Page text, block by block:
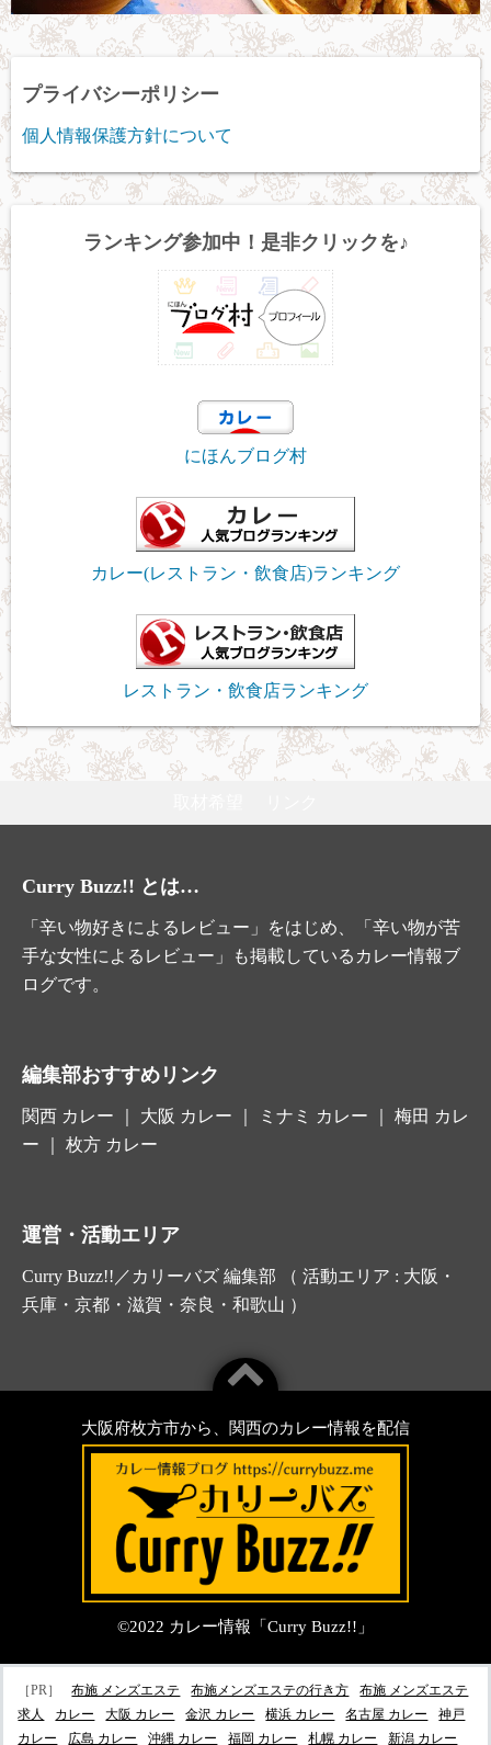
プライバシーポリシー
個人情報保護方針について
ランキング参加中！是非クリックを♪
にほんブログ村
カレー(レストラン・飲食店)ランキング
レストラン・飲食店ランキング
Curry Buzz!! とは…
「辛い物好きによるレビュー」をはじめ、「辛い物が苦
手な女性によるレビュー」も掲載しているカレー情報ブ
ログです。
編集部おすすめリンク
関西 カレー 大阪 カレー ｜ ミナミ カレー ｜ 梅田 カレ
ー ｜ 枚方 カレー
運営・活動エリア
Curry Buzz!!／カリーバズ 編集部 （ 活動エリア : 大阪・
兵庫・京都・滋賀・奈良・和歌山 ）
大阪府枚方市から、関西のカレー情報を配信
©2022 カレー情報「Curry Buzz!!」
［PR］ 布施 メンズエステ 布施メンズエステの行き方
布施 メンズエステ
求人
カレー 大阪 カレー 金沢 カレー 横浜 カレー 名古屋 カレー
神戸
カレー
広島 カレー 沖縄 カレー 福岡 カレー 札幌 カレー 新潟 カレー